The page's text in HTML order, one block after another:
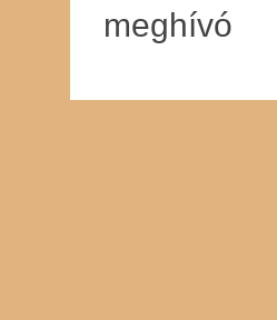
meghívó